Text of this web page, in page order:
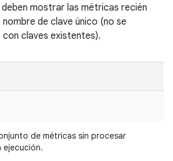
mostrar las métricas recién
de clave único (no se
claves existentes).
de métricas sin procesar
ejecución.